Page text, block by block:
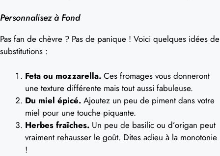
Personnalisez à Fond
Pas fan de chèvre ? Pas de panique ! Voici quelques idées de
substitutions :
Feta ou mozzarella. Ces fromages vous donneront
une texture différente mais tout aussi fabuleuse.
Du miel épicé. Ajoutez un peu de piment dans votre
miel pour une touche piquante.
Herbes fraîches. Un peu de basilic ou d’origan peut
vraiment rehausser le goût. Dites adieu à la monotonie
!